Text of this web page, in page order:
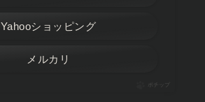
Yahooショッピング
メルカリ
ポチップ